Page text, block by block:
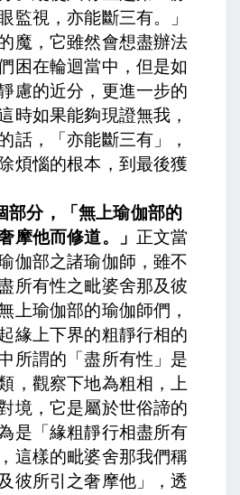
監視，亦能斷三有。
」
魔，它雖然會想盡辦法
困在輪迴當中，但是如
慮的近分，更進一步的
時如果能夠現證無我，
話，「亦能斷三有」，
煩惱的根本，到最後獲
部分，「無上瑜伽部的
摩他而修道。」 正文當
伽部之諸瑜伽師，雖不
所有性之毗婆舍那及彼
無上瑜伽部的瑜伽師們，
緣上下界的粗靜行相的
所謂的「盡所有性」是
，觀察下地為粗相，上
境，它是屬於世俗諦的
是「緣粗靜行相盡所有
這樣的毗婆舍那我們稱
彼所引之奢摩他」，透